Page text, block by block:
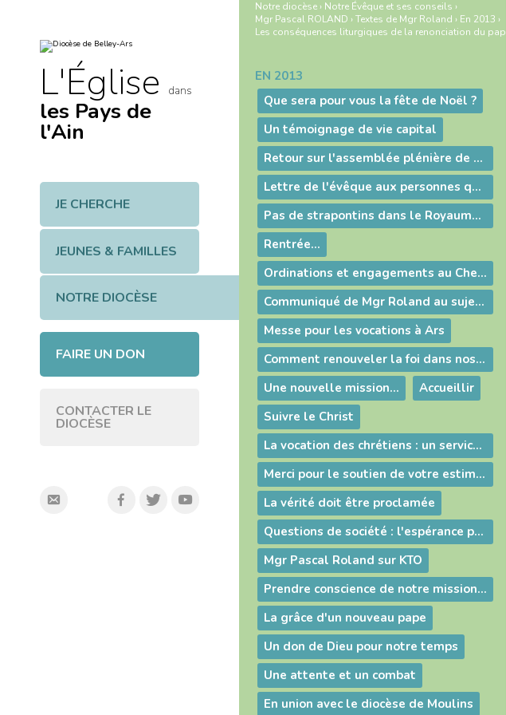
L'Église dans
les Pays de
l'Ain
JE CHERCHE
JEUNES & FAMILLES
NOTRE DIOCÈSE
FAIRE UN DON
CONTACTER LE
DIOCÈSE
Notre diocèse › Notre Évêque et ses conseils ›
Mgr Pascal ROLAND ›Textes de Mgr Roland › En 2013 ›
Les conséquences liturgiques de la renonciation du pape
Navigation
EN 2013
Que sera pour vous la fête de Noël ?
Un témoignage de vie capital
Retour sur l'assemblée plénière de la Conférence des évêques de France à Lourdes.
Lettre de l'évêque aux personnes qu'il va visiter
Pas de strapontins dans le Royaume des Cieux
Rentrée...
Ordinations et engagements au Chemin Neuf
Communiqué de Mgr Roland au sujet du P. Roquette
Messe pour les vocations à Ars
Comment renouveler la foi dans nos paroisses à l'exemple du curé d'Ars ?
Une nouvelle mission...
Accueillir
Suivre le Christ
La vocation des chrétiens : un service rendu à toute l'humanité !
Merci pour le soutien de votre estime fraternelle !
La vérité doit être proclamée
Questions de société : l'espérance pour tous !
Mgr Pascal Roland sur KTO
Prendre conscience de notre mission : l'Evangélisation !
La grâce d'un nouveau pape
Un don de Dieu pour notre temps
Une attente et un combat
En union avec le diocèse de Moulins